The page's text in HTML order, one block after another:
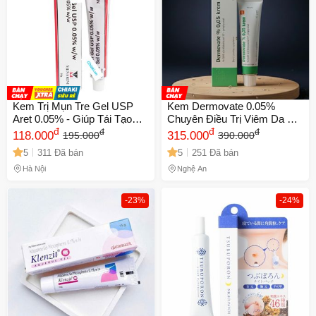
Kem Trị Mụn Tre Gel USP
Aret 0.05% - Giúp Tái Tạo
Da, Giảm Thâm Và Mụn 20g
- Sản Phẩm Chăm Sóc Da
Chất Lượng Từ Menarini
118.000đ 195.000đ
5 311 Đã bán
Hà Nội
Kem Dermovate 0.05%
Chuyên Điều Trị Viêm Da &
Vảy Nến - Tuýp 50g Hàng
Chính Hãng Thổ Nhĩ Kỳ
315.000đ 390.000đ
5 251 Đã bán
Nghệ An
-23% -24%